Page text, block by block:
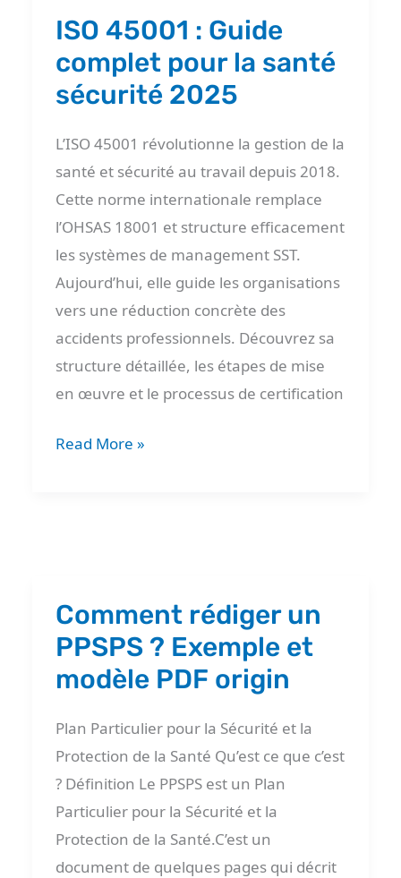
ISO 45001 : Guide
complet pour la santé
sécurité 2025
L’ISO 45001 révolutionne la gestion de la
santé et sécurité au travail depuis 2018.
Cette norme internationale remplace
l’OHSAS 18001 et structure efficacement
les systèmes de management SST.
Aujourd’hui, elle guide les organisations
vers une réduction concrète des
accidents professionnels. Découvrez sa
structure détaillée, les étapes de mise
en œuvre et le processus de certification
santé
2025
Read More »
Comment rédiger un
PPSPS ? Exemple et
modèle PDF origin
Plan Particulier pour la Sécurité et la
Protection de la Santé Qu’est ce que c’est
? Définition Le PPSPS est un Plan
Particulier pour la Sécurité et la
Protection de la Santé.C’est un
document de quelques pages qui décrit
Comment
rédiger
PPSPS
?
Exemple
et
modèle
PDF
origin